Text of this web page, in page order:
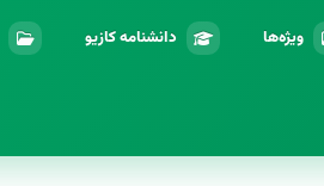
ویژه‌ها دانشنامه کازیو